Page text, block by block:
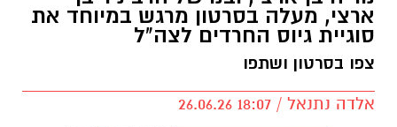
ארצי, מעלה בסרטון מרגש במיוחד את
סוגיית גיוס החרדים לצה"ל
צפו בסרטון ושתפו
אלדה נתנאל / 18:07 26.06.26